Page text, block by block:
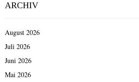
ARCHIV
August 2026
Juli 2026
Juni 2026
Mai 2026